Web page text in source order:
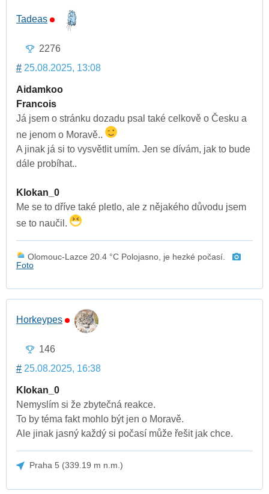
Tadeas
2276
# 25.08.2025, 13:08
Aidamkoo
Francois
Já jsem o stránku dozadu psal také celkově o Česku a
ne jenom o Moravě..
A jinak já si to vysvětlit umím. Jen se dívám, jak to bude
dále probíhat..
Klokan_0
Me se to dříve také pletlo, ale z nějakého důvodu jsem
se to naučil.
Olomouc-Lazce 20.4 °C Polojasno, je hezké počasí.
Foto
Horkeypes
146
# 25.08.2025, 16:38
Klokan_0
Nemyslím si že zbytečná reakce.
To by téma fakt mohlo být jen o Moravě.
Ale jinak jasný každý si počasí může řešit jak chce.
Praha 5 (339.19 m n.m.)